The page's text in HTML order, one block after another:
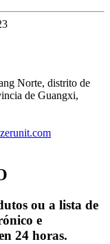
Norte, distrito de
de Guangxi,
ou a lista de
e
24 horas.